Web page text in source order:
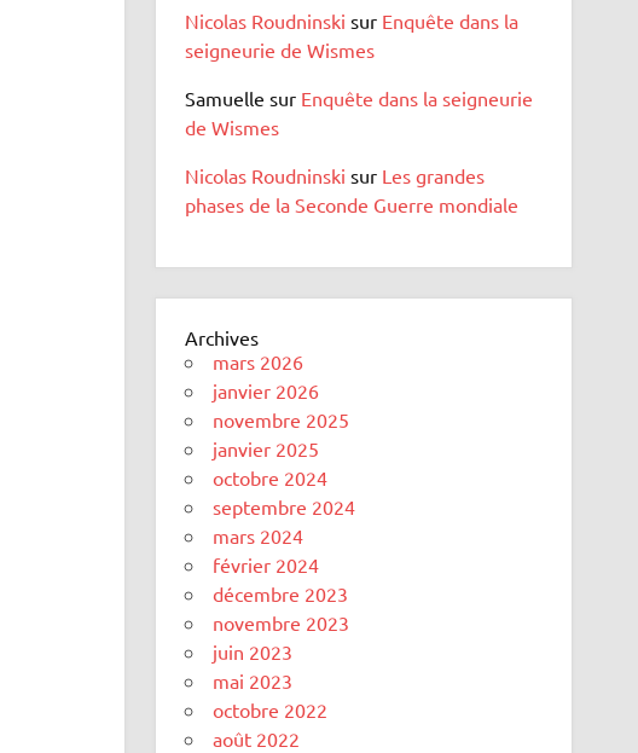
Nicolas Roudninski sur Enquête dans la
seigneurie de Wismes
Samuelle sur Enquête dans la seigneurie
de Wismes
Nicolas Roudninski sur Les grandes
phases de la Seconde Guerre mondiale
Archives
mars 2026
janvier 2026
novembre 2025
janvier 2025
octobre 2024
septembre 2024
mars 2024
février 2024
décembre 2023
novembre 2023
juin 2023
mai 2023
octobre 2022
août 2022